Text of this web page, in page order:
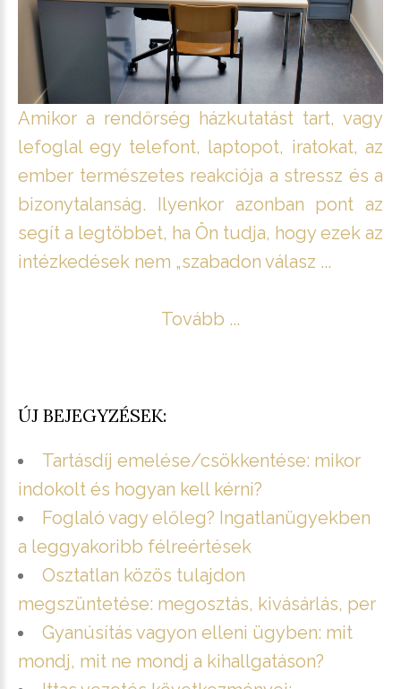
Amikor a rendőrség házkutatást tart, vagy
lefoglal egy telefont, laptopot, iratokat, az
ember természetes reakciója a stressz és a
bizonytalanság. Ilyenkor azonban pont az
segít a legtöbbet, ha Ön tudja, hogy ezek az
intézkedések nem „szabadon válasz ...
Tovább ...
ÚJ BEJEGYZÉSEK:
Tartásdíj emelése/csökkentése: mikor
indokolt és hogyan kell kérni?
Foglaló vagy előleg? Ingatlanügyekben
a leggyakoribb félreértések
Osztatlan közös tulajdon
megszüntetése: megosztás, kivásárlás, per
Gyanúsítás vagyon elleni ügyben: mit
mondj, mit ne mondj a kihallgatáson?